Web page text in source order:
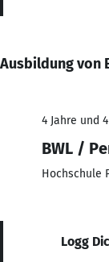
Ausbildung von
4 Jahre und
BWL /
Hochschule
Logg